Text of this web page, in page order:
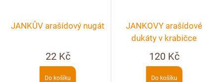
JANKŮV arašídový nugát
22 Kč
Do košíku
JANKOVY arašídové
dukáty v krabičce
120 Kč
Do košíku